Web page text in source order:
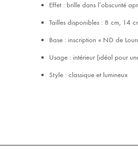
Effet : brille dans l’obscurité
Tailles disponibles : 8 cm, 14
Base : inscription « ND de
Usage : intérieur (idéal pour
Style : classique et lumineux